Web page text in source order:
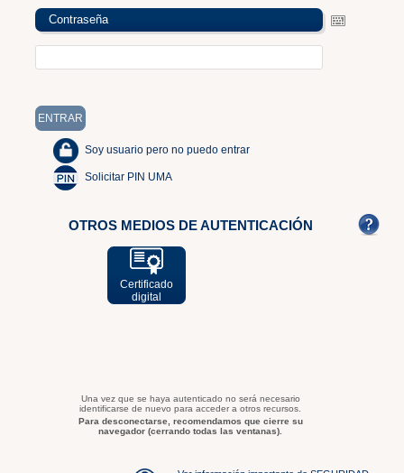
Contraseña
Soy usuario pero no puedo entrar
Solicitar PIN UMA
OTROS MEDIOS DE AUTENTICACIÓN
Certificado
digital
Una vez que se haya autenticado no será necesario
identificarse de nuevo para acceder a otros recursos.
Para desconectarse, recomendamos que cierre su
navegador (cerrando todas las ventanas).